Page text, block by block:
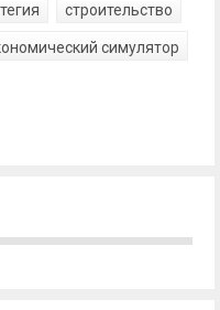
строительство
симулятор